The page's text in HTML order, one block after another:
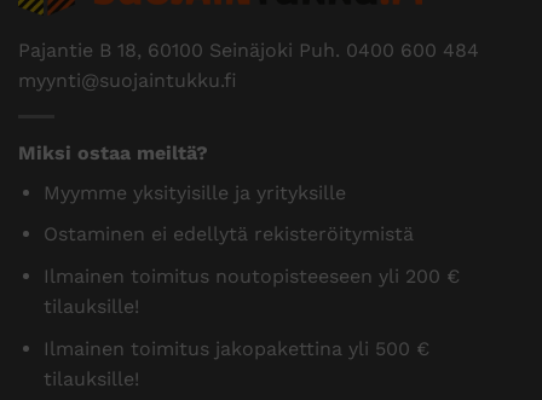
Pajantie B 18, 60100 Seinäjoki Puh. 0400 600 484
myynti@suojaintukku.fi
Miksi ostaa meiltä?
Myymme yksityisille ja yrityksille
Ostaminen ei edellytä rekisteröitymistä
Ilmainen toimitus noutopisteeseen yli 200 €
tilauksille!
Ilmainen toimitus jakopakettina yli 500 €
tilauksille!